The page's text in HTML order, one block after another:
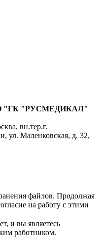
"ГК "РУСМЕДИКАЛ"
, вн.тер.г.
ул. Маленковская, д. 32,
файлов. Продолжая
на работу с этими
и вы являетесь
работником.